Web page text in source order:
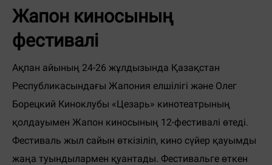
Жапон киносының
фестивалі
Ақпан айының 24-26 жұлдызында Қазақстан
Республикасындағы Жапония елшілігі және Олег
Борецкий Киноклубы «Цезарь» кинотеатрының
қолдауымен Жапон киносының 12-фестивалі өтеді.
Фестиваль жыл сайын өткізіліп, кино сүйер қауымды
жаңа туындылармен қуантады. Фестивальге өткен